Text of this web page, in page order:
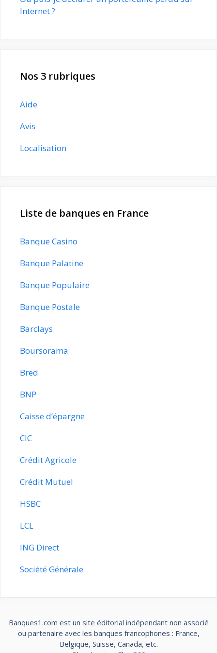
Internet ?
Nos 3 rubriques
Aide
Avis
Localisation
Liste de banques en France
Banque Casino
Banque Palatine
Banque Populaire
Banque Postale
Barclays
Boursorama
Bred
BNP
Caisse d’épargne
CIC
Crédit Agricole
Crédit Mutuel
HSBC
LCL
ING Direct
Société Générale
Banques1.com est un site éditorial indépendant non associé
ou partenaire avec les banques francophones : France,
Belgique, Suisse, Canada, etc.